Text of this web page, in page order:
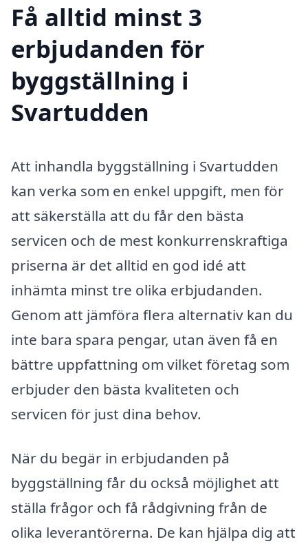
Få alltid minst 3
erbjudanden för
byggställning i
Svartudden
Att inhandla byggställning i Svartudden
kan verka som en enkel uppgift, men för
att säkerställa att du får den bästa
servicen och de mest konkurrenskraftiga
priserna är det alltid en god idé att
inhämta minst tre olika erbjudanden.
Genom att jämföra flera alternativ kan du
inte bara spara pengar, utan även få en
bättre uppfattning om vilket företag som
erbjuder den bästa kvaliteten och
servicen för just dina behov.
När du begär in erbjudanden på
byggställning får du också möjlighet att
ställa frågor och få rådgivning från de
olika leverantörerna. De kan hjälpa dig att